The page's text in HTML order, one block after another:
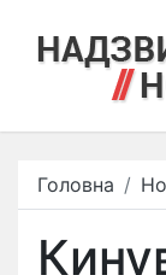
Головна